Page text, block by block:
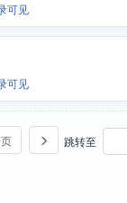
可见
可见
跳转至